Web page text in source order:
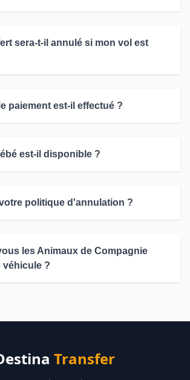
sera-t-il annulé si mon vol est
paiement est-il effectué ?
est-il disponible ?
politique d'annulation ?
les Animaux de Compagnie
véhicule ?
Transfer